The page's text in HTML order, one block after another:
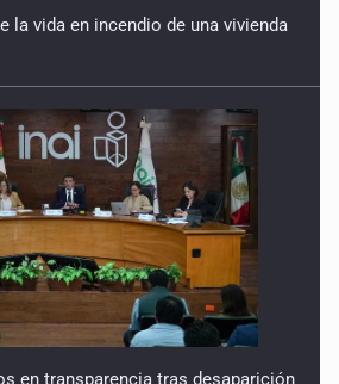
la vida en incendio de una vivienda
en transparencia tras desaparición